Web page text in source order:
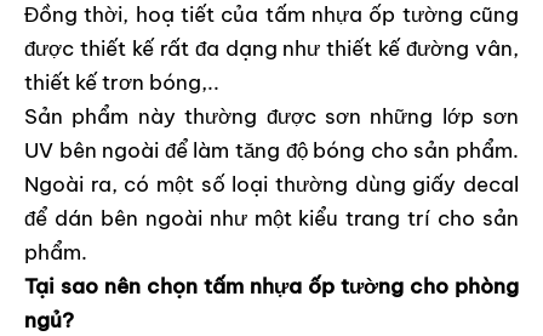
Đồng thời, hoạ tiết của tấm nhựa ốp tường cũng
được thiết kế rất đa dạng như thiết kế đường vân,
thiết kế trơn bóng,..
Sản phẩm này thường được sơn những lớp sơn
UV bên ngoài để làm tăng độ bóng cho sản phẩm.
Ngoài ra, có một số loại thường dùng giấy decal
để dán bên ngoài như một kiểu trang trí cho sản
phẩm.
Tại sao nên chọn tấm nhựa ốp tường cho phòng
ngủ?